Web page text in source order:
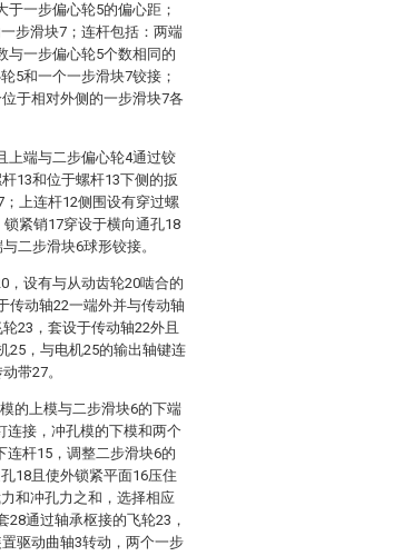
一步偏心轮5的偏心距；
步滑块7；连杆包括：两端
与一步偏心轮5个数相同的
5和一个一步滑块7铰接；
于相对外侧的一步滑块7各
上端与二步偏心轮4通过铰
13和位于螺杆13下侧的扳
上连杆12侧围设有穿过螺
紧销17穿设于横向通孔18
二步滑块6球形铰接。
，设有与从动齿轮20啮合的
传动轴22一端外并与传动轴
23，套设于传动轴22外且
25，与电机25的输出轴键连
带27。
的上模与二步滑块6的下端
连接，冲孔模的下模和两个
连杆15，调整二步滑块6的
18且使外锁紧平面16压住
和冲孔力之和，选择相应
通过轴承枢接的飞轮23，
驱动曲轴3转动，两个一步